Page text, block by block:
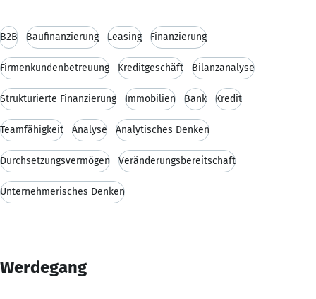
B2B Baufinanzierung Leasing Finanzierung
Firmenkundenbetreuung Kreditgeschäft Bilanzanalyse
Strukturierte Finanzierung Immobilien Bank Kredit
Teamfähigkeit Analyse Analytisches Denken
Durchsetzungsvermögen Veränderungsbereitschaft
Unternehmerisches Denken
Werdegang